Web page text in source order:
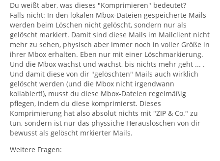
Du weißt aber, was dieses "Komprimieren" bedeutet?
Falls nicht: In den lokalen Mbox-Dateien gespeicherte Mails
werden beim Löschen nicht gelöscht, sondern nur als
gelöscht markiert. Damit sind diese Mails im Mailclient nicht
mehr zu sehen, physisch aber immer noch in voller Größe in
ihrer Mbox erhalten. Eben nur mit einer Löschmarkierung.
Und die Mbox wächst und wächst, bis nichts mehr geht ... .
Und damit diese von dir "gelöschten" Mails auch wirklich
gelöscht werden (und die Mbox nicht irgendwann
kollabiert!), musst du diese Mbox-Dateien regelmäßig
pflegen, indem du diese komprimierst. Dieses
Komprimierung hat also absolut nichts mit "ZIP & Co." zu
tun, sondern ist nur das physsiche Herauslöschen von dir
bewusst als gelöscht mrkierter Mails.
Weitere Fragen: